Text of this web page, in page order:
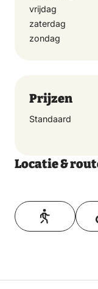
vrijdag
zaterdag
zondag
Prijzen
Standaard
Locatie &